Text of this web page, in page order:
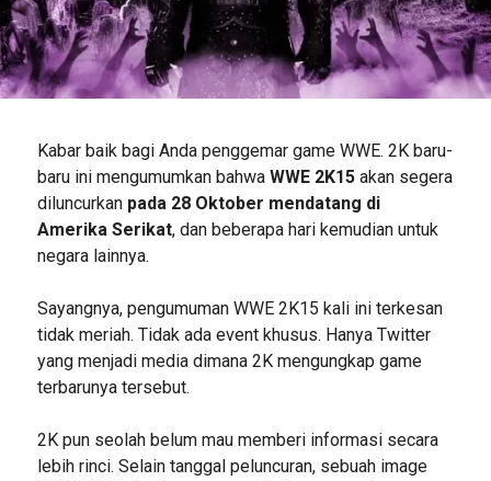
Kabar baik bagi Anda penggemar game WWE. 2K baru-
baru ini mengumumkan bahwaWWE 2K15akan segera
diluncurkan pada 28 Oktober mendatang di
Amerika Serikat, dan beberapa hari kemudian untuk
negara lainnya.
Sayangnya, pengumuman WWE 2K15 kali ini terkesan
tidak meriah. Tidak ada event khusus. Hanya Twitter
yang menjadi media dimana 2K mengungkap game
terbarunya tersebut.
2K pun seolah belum mau memberi informasi secara
lebih rinci. Selain tanggal peluncuran, sebuah image